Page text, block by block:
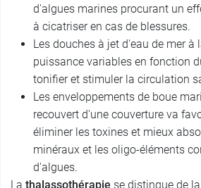
d'algues marines procurant un
à cicatriser en cas de blessures.
Les douches à jet d'eau de mer à
puissance variables en fonction
tonifier et stimuler la circulation
Les enveloppements de boue
recouvert d'une couverture va
éliminer les toxines et mieux
minéraux et les oligo-éléments
d'algues.
La thalassothérapie se distingue de